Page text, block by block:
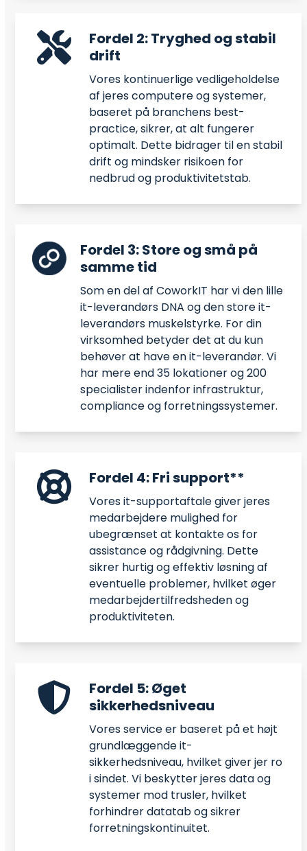
Fordel 2: Tryghed og stabil
drift
Vores kontinuerlige vedligeholdelse
af jeres computere og systemer,
baseret på branchens best-
practice, sikrer, at alt fungerer
optimalt. Dette bidrager til en stabil
drift og mindsker risikoen for
nedbrud og produktivitetstab.
Fordel 3: Store og små på
samme tid
Som en del af CoworkIT har vi den lille
it-leverandørs DNA og den store it-
leverandørs muskelstyrke. For din
virksomhed betyder det at du kun
behøver at have en it-leverandør. Vi
har mere end 35 lokationer og 200
specialister indenfor infrastruktur,
compliance og forretningssystemer.
Fordel 4: Fri support**
Vores it-supportaftale giver jeres
medarbejdere mulighed for
ubegrænset at kontakte os for
assistance og rådgivning. Dette
sikrer hurtig og effektiv løsning af
eventuelle problemer, hvilket øger
medarbejdertilfredsheden og
produktiviteten.
Fordel 5: Øget
sikkerhedsniveau
Vores service er baseret på et højt
grundlæggende it-
sikkerhedsniveau, hvilket giver jer ro
i sindet. Vi beskytter jeres data og
systemer mod trusler, hvilket
forhindrer datatab og sikrer
forretningskontinuitet.